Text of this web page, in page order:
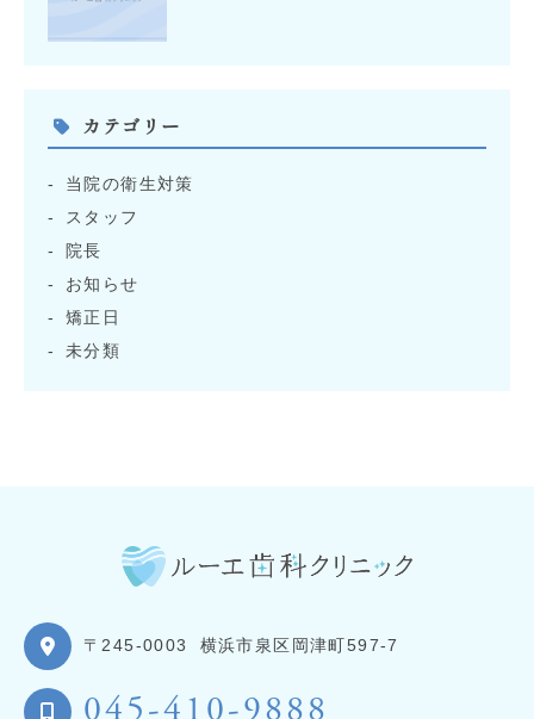
カテゴリー
当院の衛生対策
スタッフ
院長
お知らせ
矯正日
未分類
〒245-0003 横浜市泉区岡津町597-7